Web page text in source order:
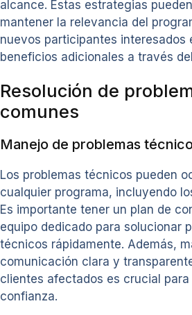
alcance. Estas estrategias
mantener la relevancia del
nuevos participantes interesados
beneficios adicionales a través
Resolución de
comunes
Manejo de problemas
Los problemas técnicos pueden
cualquier programa, incluyendo
Es importante tener un plan de
equipo dedicado para solucionar
técnicos rápidamente. Además,
comunicación clara y
clientes afectados es crucial para
confianza.